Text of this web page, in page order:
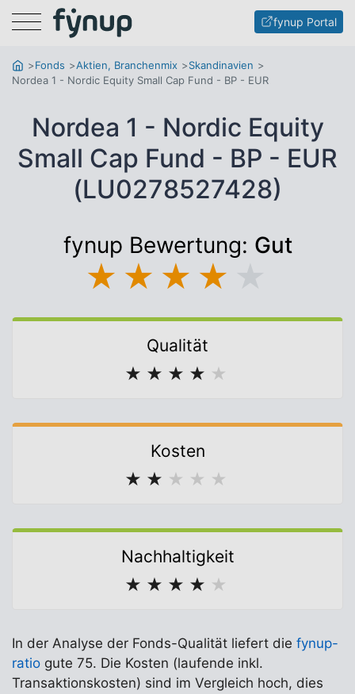
Menu fynup Portal
Fonds Aktien, Branchenmix
Skandinavien
Nordea 1 - Nordic Equity Small Cap Fund - BP - EUR
Nordea 1 - Nordic Equity
Small Cap Fund - BP - EUR
(LU0278527428)
fynup Bewertung: Gut
★ ★ ★ ★
Qualität
★ ★ ★ ★ ★
Kosten
★ ★ ★ ★ ★
Nachhaltigkeit
★ ★ ★ ★ ★
In der Analyse der Fonds-Qualität liefert die fynup-
ratio gute 75. Die Kosten (laufende inkl.
Transaktionskosten) sind im Vergleich hoch, dies